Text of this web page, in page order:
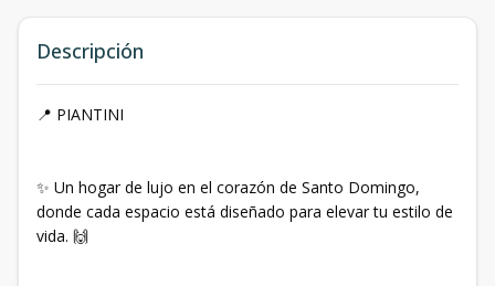
Descripción
📍 PIANTINI
✨ Un hogar de lujo en el corazón de Santo Domingo,
donde cada espacio está diseñado para elevar tu estilo de
vida. 🙌